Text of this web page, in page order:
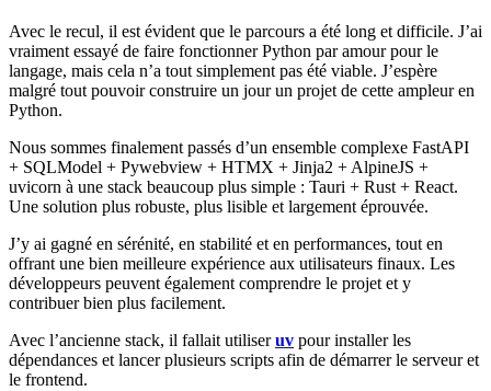
Avec le recul, il est évident que le parcours a été long et difficile. J’ai
vraiment essayé de faire fonctionner Python par amour pour le
langage, mais cela n’a tout simplement pas été viable. J’espère
malgré tout pouvoir construire un jour un projet de cette ampleur en
Python.
Nous sommes finalement passés d’un ensemble complexe FastAPI
+ SQLModel + Pywebview + HTMX + Jinja2 + AlpineJS +
uvicorn à une stack beaucoup plus simple : Tauri + Rust + React.
Une solution plus robuste, plus lisible et largement éprouvée.
J’y ai gagné en sérénité, en stabilité et en performances, tout en
offrant une bien meilleure expérience aux utilisateurs finaux. Les
développeurs peuvent également comprendre le projet et y
contribuer bien plus facilement.
Avec l’ancienne stack, il fallait utiliseruv pour installer les
dépendances et lancer plusieurs scripts afin de démarrer le serveur et
le frontend.